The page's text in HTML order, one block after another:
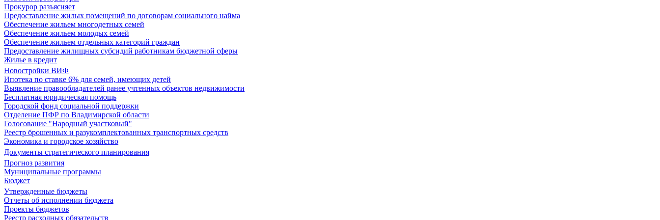
Прокурор разъясняет
Предоставление жилых помещений по договорам социального найма
Обеспечение жильем многодетных семей
Обеспечение жильем молодых семей
Обеспечение жильем отдельных категорий граждан
Предоставление жилищных субсидий работникам бюджетной сферы
Жилье в кредит
Новостройки ВИФ
Ипотека по ставке 6% для семей, имеющих детей
Выявление правообладателей ранее учтенных объектов недвижимости
Бесплатная юридическая помощь
Городской фонд социальной поддержки
Отделение ПФР по Владимирской области
Голосование "Народный участковый"
Реестр брошенных и разукомплектованных транспортных средств
Экономика и городское хозяйство
Документы стратегического планирования
Прогноз развития
Муниципальные программы
Бюджет
Утвержденные бюджеты
Отчеты об исполнении бюджета
Проекты бюджетов
Реестр расходных обязательств